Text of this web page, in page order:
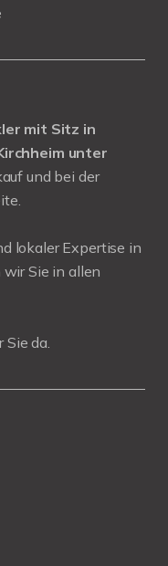
mit Sitz in
unter
und bei der
lokaler Expertise in
Sie in allen
da.